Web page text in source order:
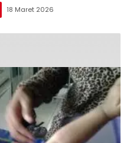
18 Maret 2026